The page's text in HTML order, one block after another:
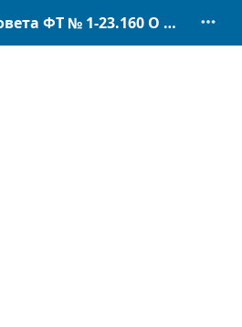
Решение Совета ФТ № 1-23.160 О внес. изм. в Регламент.pdf